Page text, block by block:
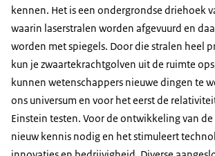
kennen. Het is een ondergrondse driehoek
waarin laserstralen worden afgevuurd en
worden met spiegels. Door die stralen heel
kun je zwaartekrachtgolven uit de ruimte
kunnen wetenschappers nieuwe dingen te
ons universum en voor het eerst de
Einstein testen. Voor de ontwikkeling van de
nieuw kennis nodig en het stimuleert